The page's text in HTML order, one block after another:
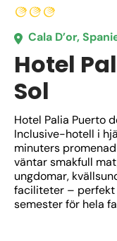
Cala D’or,
Hotel
Sol
Hotel Palia Puerto
Inclusive-hotell i
minuters
väntar smakfull
ungdomar,
faciliteter – perfekt
semester för hela